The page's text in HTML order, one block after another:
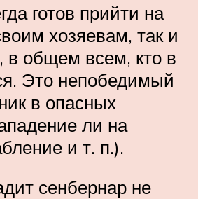
готов прийти на
хозяевам, так и
в общем всем, кто в
Это непобедимый
в опасных
ли на
и т. п.).
сенбернар не